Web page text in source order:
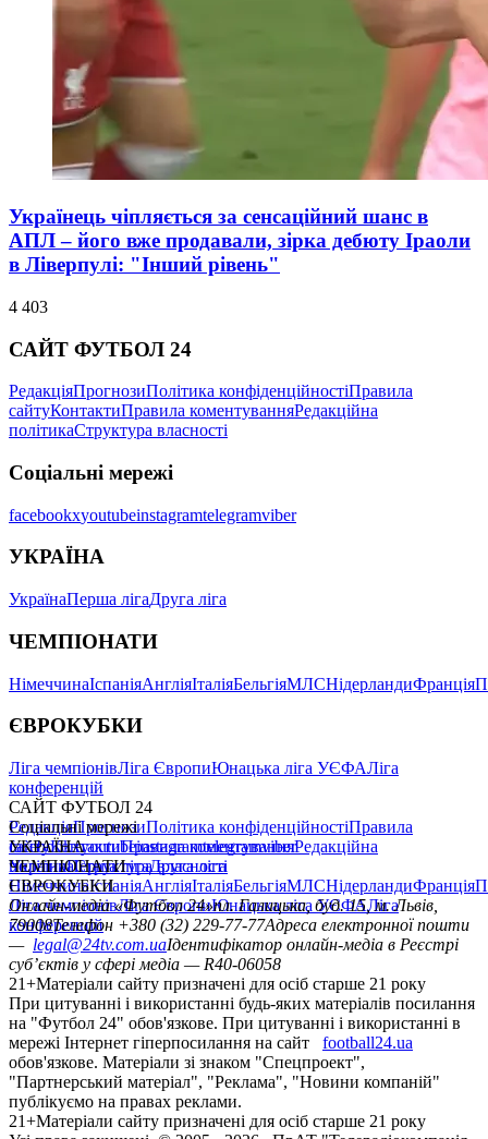
Українець чіпляється за сенсаційний шанс в
АПЛ – його вже продавали, зірка дебюту Іраоли
в Ліверпулі: "Інший рівень"
4 403
САЙТ ФУТБОЛ 24
РедакціяПрогнозиПолітика конфіденційностіПравила
сайтуКонтактиПравила коментуванняРедакційна
політикаСтруктура власності
Соціальні мережі
facebookxyoutubeinstagramtelegramviber
УКРАЇНА
УкраїнаПерша лігаДруга ліга
ЧЕМПІОНАТИ
НімеччинаІспаніяАнгліяІталіяБельгіяМЛСНідерландиФранція
ЄВРОКУБКИ
Ліга чемпіонівЛіга ЄвропиЮнацька ліга УЄФАЛіга
конференцій
САЙТ ФУТБОЛ 24
РедакціяПрогнозиПолітика конфіденційностіПравила
сайтуКонтактиПравила коментуванняРедакційна
політикаСтруктура власності
Соціальні мережі
facebookxyoutubeinstagramtelegramviber
УКРАЇНА
УкраїнаПерша лігаДруга ліга
ЧЕМПІОНАТИ
НімеччинаІспаніяАнгліяІталіяБельгіяМЛСНідерландиФранція
ЄВРОКУБКИ
Ліга чемпіонівЛіга ЄвропиЮнацька ліга УЄФАЛіга
конференцій
Онлайн-медіа «Футбол 24»пл. Галицька, буд. 15, м. Львів,
79008Телефон +380 (32) 229-77-77Адреса електронної пошти
— legal@24tv.com.uaІдентифікатор онлайн-медіа в Реєстрі
суб’єктів у сфері медіа — R40-06058
21+Матеріали сайту призначені для осіб старше 21 року
При цитуванні і використанні будь-яких матеріалів посилання
на "Футбол 24" обов'язкове. При цитуванні і використанні в
мережі Інтернет гіперпосилання на сайт
football24.ua
обов'язкове. Матеріали зі знаком "Спецпроект",
"Партнерський матеріал", "Реклама", "Новини компаній"
публікуємо на правах реклами.
21+Матеріали сайту призначені для осіб старше 21 року